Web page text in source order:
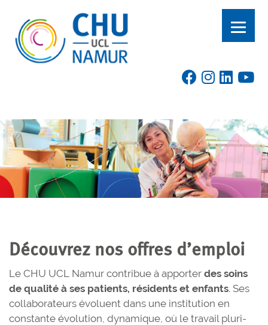
Découvrez nos offres d’emploi
Le CHU UCL Namur contribue à apporter des soins
de qualité à ses patients, résidents et enfants. Ses
collaborateurs évoluent dans une institution en
constante évolution, dynamique, où le travail pluri-